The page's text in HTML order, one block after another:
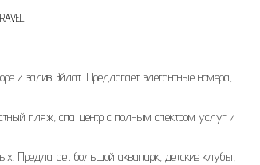
и залив Эйлат. Предлагает элегантные номера,
пляж, спа-центр с полным спектром услуг и
Предлагает большой аквапарк, детские клубы,